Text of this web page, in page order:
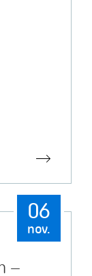
06
nov.
–